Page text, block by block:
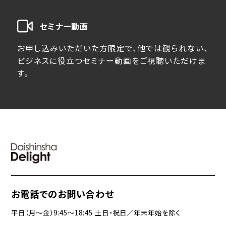
セミナー動画
お申し込みいただいた方限定で、他では観られない、
ビジネスに役立つセミナー動画をご視聴いただけま
す。
お電話でのお問い合わせ
平日（月〜金）9:45〜18:45 土日・祝日／年末年始を除く